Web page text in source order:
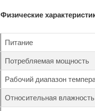
Физические
Питание
Потребляемая мощность
Рабочий диапазон
Относительная влажность